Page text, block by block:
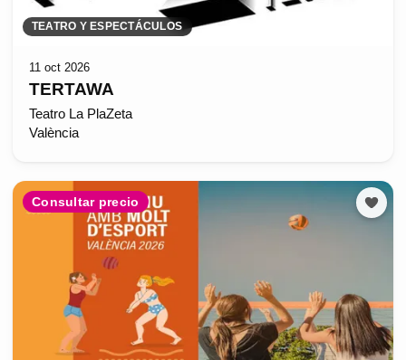
TEATRO Y ESPECTÁCULOS
11 oct 2026
TERTAWA
Teatro La PlaZeta
València
Consultar precio